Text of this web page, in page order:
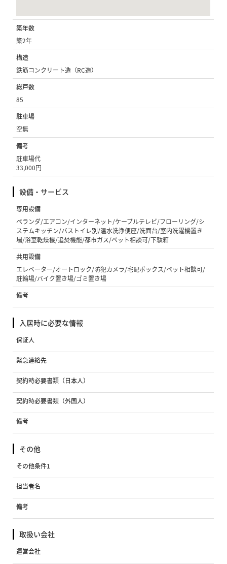
築年数
築2年
構造
鉄筋コンクリート造（RC造）
総戸数
85
駐車場
空無
備考
駐車場代
33,000円
設備・サービス
専用設備
ベランダ/エアコン/インターネット/ケーブルテレビ/フローリング/シ
ステムキッチン/バストイレ別/温水洗浄便座/洗面台/室内洗濯機置き
場/浴室乾燥機/追焚機能/都市ガス/ペット相談可/下駄箱
共用設備
エレベーター/オートロック/防犯カメラ/宅配ボックス/ペット相談可/
駐輪場/バイク置き場/ゴミ置き場
備考
入居時に必要な情報
保証人
緊急連絡先
契約時必要書類（日本人）
契約時必要書類（外国人）
備考
その他
その他条件1
担当者名
備考
取扱い会社
運営会社